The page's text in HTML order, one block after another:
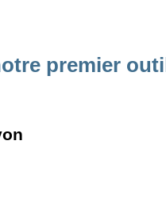
premier